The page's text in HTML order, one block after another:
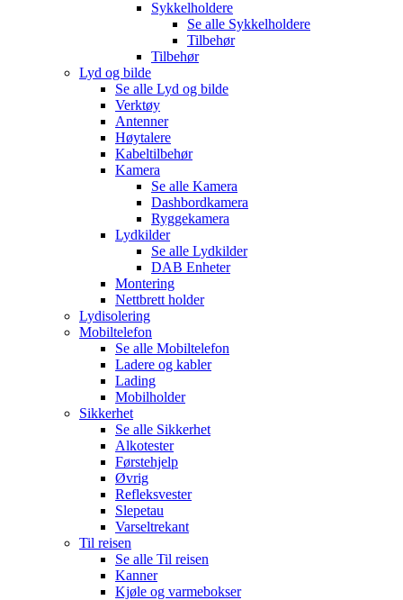
Sykkelholdere
Se alle Sykkelholdere
Tilbehør
Tilbehør
Lyd og bilde
Se alle Lyd og bilde
Verktøy
Antenner
Høytalere
Kabeltilbehør
Kamera
Se alle Kamera
Dashbordkamera
Ryggekamera
Lydkilder
Se alle Lydkilder
DAB Enheter
Montering
Nettbrett holder
Lydisolering
Mobiltelefon
Se alle Mobiltelefon
Ladere og kabler
Lading
Mobilholder
Sikkerhet
Se alle Sikkerhet
Alkotester
Førstehjelp
Øvrig
Refleksvester
Slepetau
Varseltrekant
Til reisen
Se alle Til reisen
Kanner
Kjøle og varmebokser